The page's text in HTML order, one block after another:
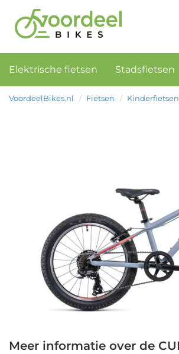
Elektrische fietsen Stadsfietsen
VoordeelBikes.nl Fietsen Kinderfietsen
Meer informatie over de